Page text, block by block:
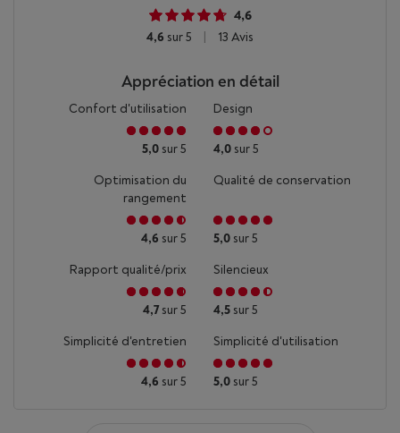
4,6
4,6 sur 5 13 Avis
Appréciation en détail
Confort d'utilisation
5,0 sur 5
Design
4,0 sur 5
Optimisation du
rangement
4,6 sur 5
Qualité de conservation
5,0 sur 5
Rapport qualité/prix
4,7sur 5
Silencieux
4,5 sur 5
Simplicité d'entretien
4,6 sur 5
Simplicité d'utilisation
5,0 sur 5